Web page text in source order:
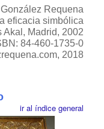
Requena
eficacia simbólica
Akal, Madrid, 2002
84-460-1735-0
2018
ir al índice general